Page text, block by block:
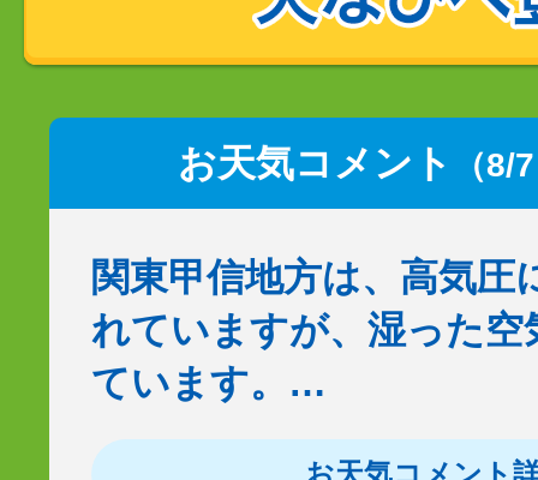
お天気コメント （8/
関東甲信地方は、高気圧
れていますが、湿った空
ています。…
お天気コメント